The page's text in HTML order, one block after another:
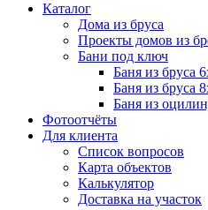
Каталог
Дома из бруса
Проекты домов из
Бани под ключ
Баня из бруса
Баня из бруса
Баня из
Фотоотчёты
Для клиента
Список вопросов
Карта объектов
Калькулятор
Доставка на участок